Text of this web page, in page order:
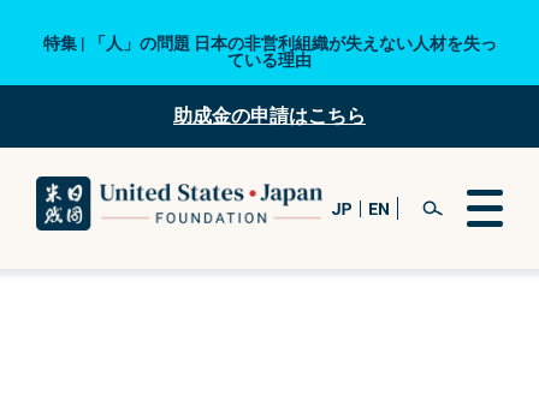
特集 | 「人」の問題 日本の非営利組織が失えない人材を失っ
ている理由
助成金の申請はこちら